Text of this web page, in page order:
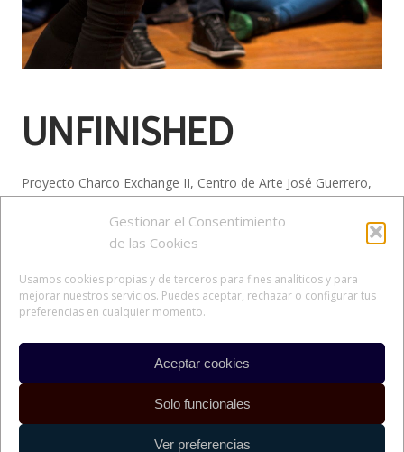
Gestionar el Consentimiento
de las Cookies
Usamos cookies propias y de terceros para fines analíticos y para
mejorar nuestros servicios. Puedes aceptar, rechazar o configurar tus
preferencias en cualquier momento.
Aceptar cookies
Solo funcionales
Ver preferencias
UNFINISHED
Proyecto Charco Exchange II, Centro de Arte José Guerrero,
26 de noviembre 2016
Fotos: MATSUestudio